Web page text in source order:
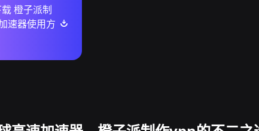
橙子派制
速器使用方